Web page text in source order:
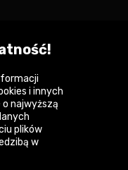
z
i innych
najwyższą
plików
w